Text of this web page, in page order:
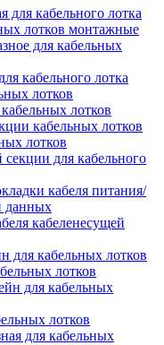
для кабельного лотка
лотков монтажные
для кабельных
кабельного лотка
лотков
лотков
кабельных лотков
лотков
для кабельного
кабеля питания/
данных
кабеленесущей
кабельных лотков
лотков
для кабельных
лотков
для кабельных